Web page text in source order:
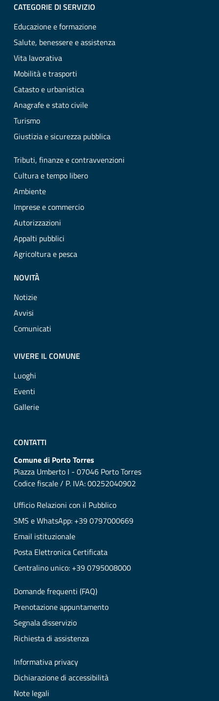
CATEGORIE DI SERVIZIO
Educazione e formazione
Salute, benessere e assistenza
Vita lavorativa
Mobilità e trasporti
Catasto e urbanistica
Anagrafe e stato civile
Turismo
Giustizia e sicurezza pubblica
Tributi, finanze e contravvenzioni
Cultura e tempo libero
Ambiente
Imprese e commercio
Autorizzazioni
Appalti pubblici
Agricoltura e pesca
NOVITÀ
Notizie
Avvisi
Comunicati
VIVERE IL COMUNE
Luoghi
Eventi
Gallerie
CONTATTI
Comune di Porto Torres
Piazza Umberto I - 07046 Porto Torres
Codice fiscale / P. IVA: 00252040902
Ufficio Relazioni con il Pubblico
SMS e WhatsApp: +39 0797000669
Email istituzionale
Posta Elettronica Certificata
Centralino unico: +39 0795008000
Domande frequenti (FAQ)
Prenotazione appuntamento
Segnala disservizio
Richiesta di assistenza
Informativa privacy
Dichiarazione di accessibilità
Note legali